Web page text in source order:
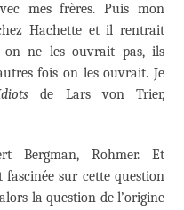
mes frères. Puis mon
Hachette et il rentrait
on ne les ouvrait pas, ils
fois on les ouvrait. Je
de Lars von Trier,
Bergman, Rohmer. Et
sur cette question
la question de l’origine